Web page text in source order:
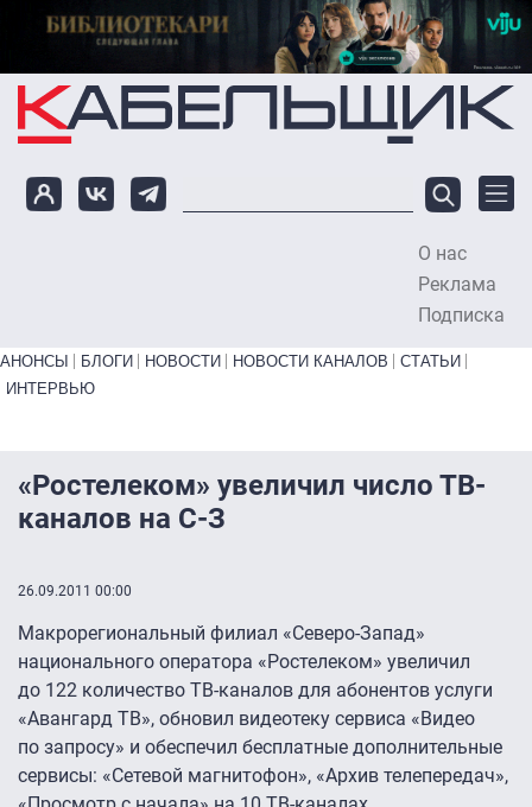
Перейти к основному содержанию
О нас
Реклама
Подписка
Primary links bottom
АНОНСЫ БЛОГИ НОВОСТИ НОВОСТИ КАНАЛОВ
СТАТЬИ
ИНТЕРВЬЮ
«Ростелеком» увеличил число ТВ-
каналов на С-З
26.09.2011 00:00
Макрорегиональный филиал «Северо-Запад»
национального оператора «Ростелеком» увеличил
до 122 количество ТВ-каналов для абонентов услуги
«Авангард ТВ», обновил видеотеку сервиса «Видео
по запросу» и обеспечил бесплатные дополнительные
сервисы: «Сетевой магнитофон», «Архив телепередач»,